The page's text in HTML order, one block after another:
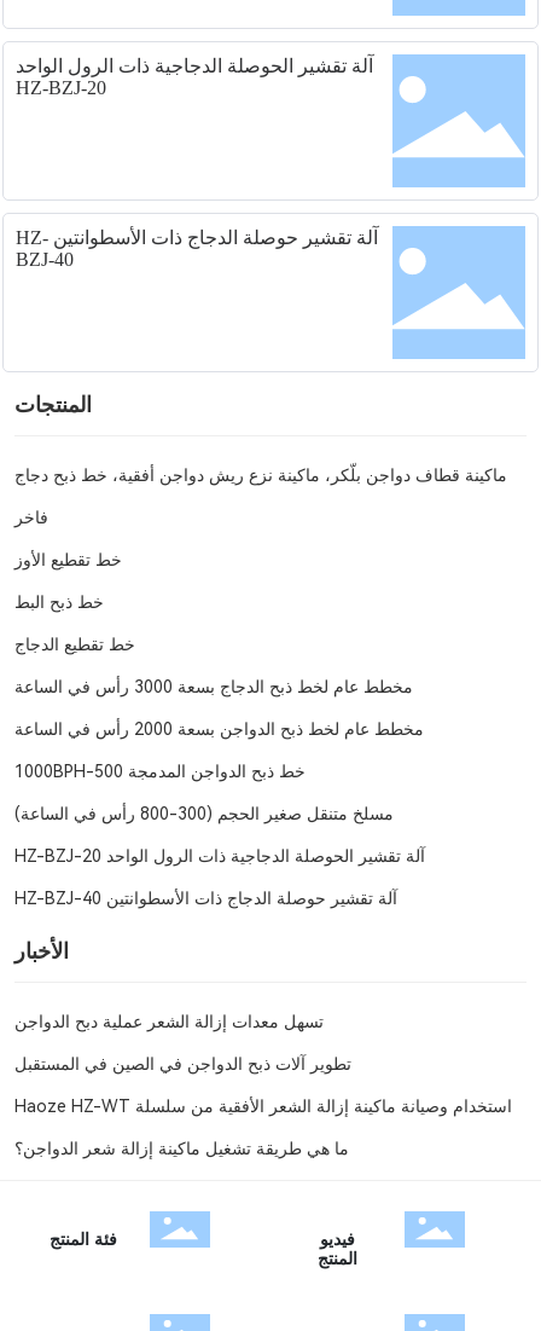
آلة تقشير الحوصلة الدجاجية ذات الرول الواحد
HZ-BZJ-20
آلة تقشير حوصلة الدجاج ذات الأسطوانتين HZ-
BZJ-40
المنتجات
ماكينة قطاف دواجن بلّكر، ماكينة نزع ريش دواجن أفقية، خط ذبح دجاج
فاخر
خط تقطيع الأوز
خط ذبح البط
خط تقطيع الدجاج
مخطط عام لخط ذبح الدجاج بسعة 3000 رأس في الساعة
مخطط عام لخط ذبح الدواجن بسعة 2000 رأس في الساعة
خط ذبح الدواجن المدمجة 500-1000BPH
مسلخ متنقل صغير الحجم (300-800 رأس في الساعة)
آلة تقشير الحوصلة الدجاجية ذات الرول الواحد HZ-BZJ-20
آلة تقشير حوصلة الدجاج ذات الأسطوانتين HZ-BZJ-40
الأخبار
تسهل معدات إزالة الشعر عملية دبح الدواجن
تطوير آلات ذبح الدواجن في الصين في المستقبل
استخدام وصيانة ماكينة إزالة الشعر الأفقية من سلسلة Haoze HZ-WT
ما هي طريقة تشغيل ماكينة إزالة شعر الدواجن؟
فيديو
المنتج
فئة المنتج